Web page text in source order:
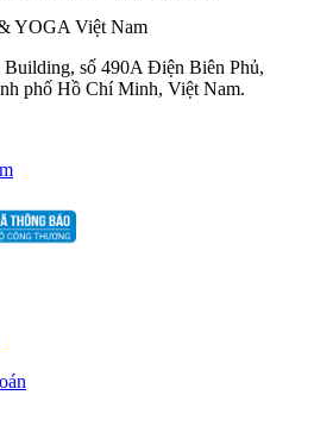
YOGA Việt Nam
Building, số 490A Điện Biên Phủ,
phố Hồ Chí Minh, Việt Nam.